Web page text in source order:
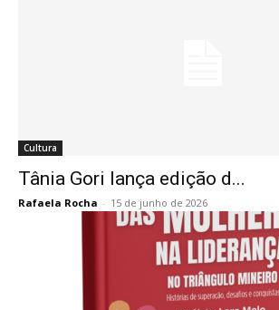
Cultura
Tânia Gori lança edição d...
Rafaela Rocha - 15 de junho de 2026